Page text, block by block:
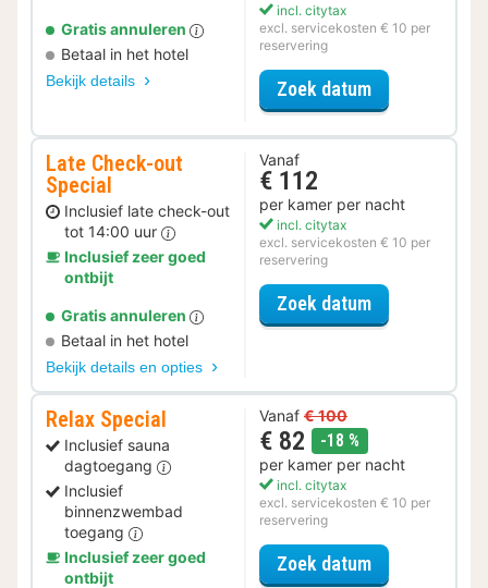
Gratis annuleren
Betaal in het hotel
Bekijk details
incl. citytax
excl. servicekosten € 10 per
reservering
Zoek datumvoor Voordeel
Late Check-out
Special
Inclusief late check-out
tot 14:00 uur
Inclusief zeer goed
ontbijt
Gratis annuleren
Betaal in het hotel
Bekijk details en opties
Vanaf
€ 112
per kamer per nacht
incl. citytax
excl. servicekosten € 10 per
reservering
Zoek datumvoor Late
Relax Special
Inclusief sauna
dagtoegang
Inclusief
binnenzwembad
toegang
Inclusief zeer goed
ontbijt
Vanaf € 100
€ 82 -18 %
per kamer per nacht
incl. citytax
excl. servicekosten € 10 per
reservering
Zoek datumvoor Relax